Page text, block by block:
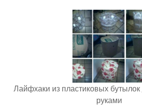
Лайфхаки из пластиковых
руками